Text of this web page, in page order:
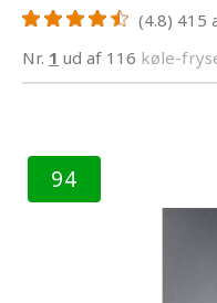
(4.8) 415
Nr. 1 ud af 116 køle-
94